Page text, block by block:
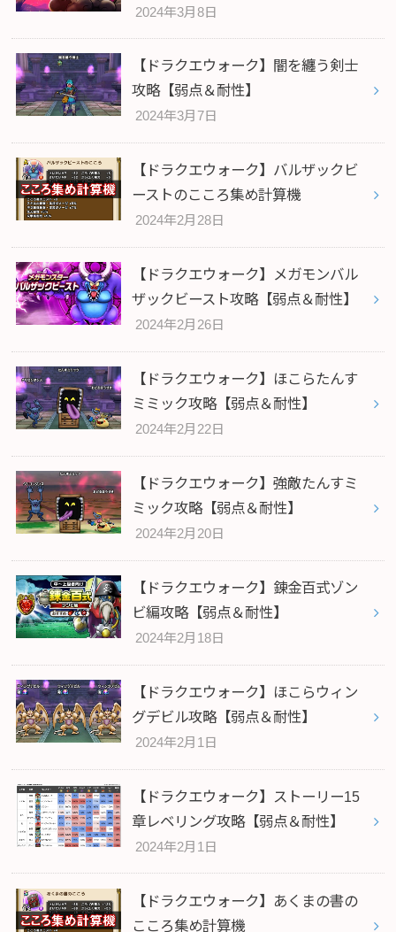
2024年3月8日
【ドラクエウォーク】闇を纏う剣士
攻略【弱点＆耐性】
2024年3月7日
【ドラクエウォーク】バルザックビ
ーストのこころ集め計算機
2024年2月28日
【ドラクエウォーク】メガモンバル
ザックビースト攻略【弱点＆耐性】
2024年2月26日
【ドラクエウォーク】ほこらたんす
ミミック攻略【弱点＆耐性】
2024年2月22日
【ドラクエウォーク】強敵たんすミ
ミック攻略【弱点＆耐性】
2024年2月20日
【ドラクエウォーク】錬金百式ゾン
ビ編攻略【弱点＆耐性】
2024年2月18日
【ドラクエウォーク】ほこらウィン
グデビル攻略【弱点＆耐性】
2024年2月1日
【ドラクエウォーク】ストーリー15
章レベリング攻略【弱点＆耐性】
2024年2月1日
【ドラクエウォーク】あくまの書の
こころ集め計算機